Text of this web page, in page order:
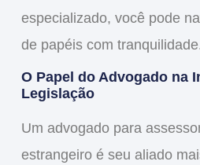
especializado, você pode
de papéis com tranquilidade
O Papel do Advogado na
Legislação
Um advogado para
estrangeiroé seu aliado